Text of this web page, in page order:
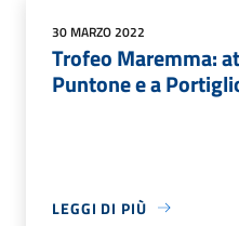
30 MARZO 2022
Trofeo Maremma:
Puntone e a
LEGGI DI PIÙ